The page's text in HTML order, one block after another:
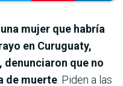
mujer que habría
en Curuguaty,
denunciaron que no
de muerte . Piden a las